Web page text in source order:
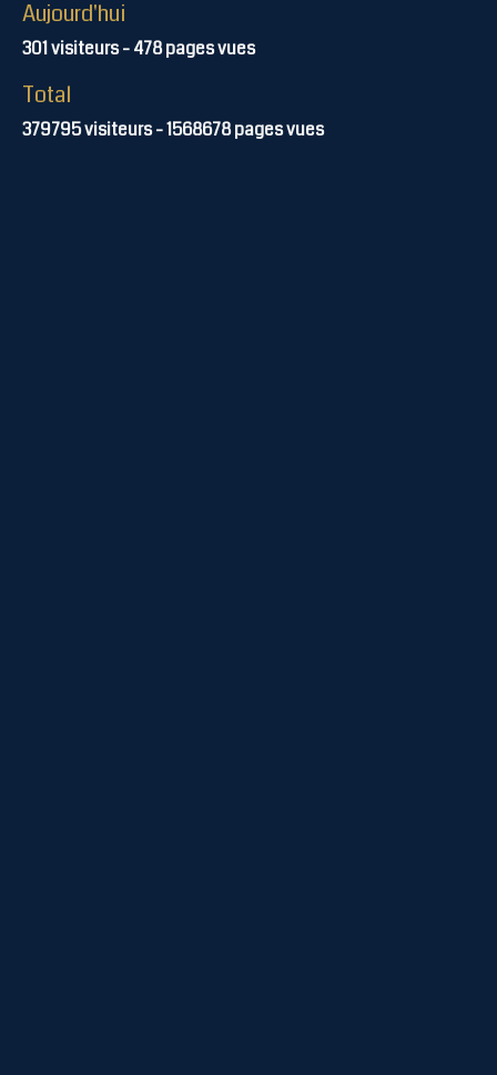
Aujourd'hui
301visiteurs -478pages vues
Total
379795visiteurs -1568678pages vues